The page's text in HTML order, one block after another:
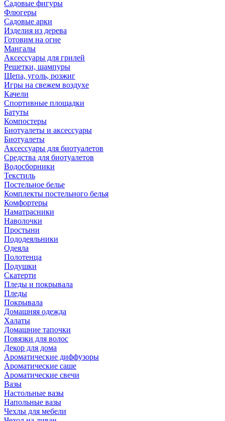
Садовые фигуры
Флюгеры
Садовые арки
Изделия из дерева
Готовим на огне
Мангалы
Аксессуары для грилей
Решетки, шампуры
Щепа, уголь, розжиг
Игры на свежем воздухе
Качели
Спортивные площадки
Батуты
Компостеры
Биотуалеты и аксессуары
Биотуалеты
Аксессуары для биотуалетов
Средства для биотуалетов
Водосборники
Текстиль
Постельное белье
Комплекты постельного белья
Комфортеры
Наматрасники
Наволочки
Простыни
Пододеяльники
Одеяла
Полотенца
Подушки
Скатерти
Пледы и покрывала
Пледы
Покрывала
Домашняя одежда
Халаты
Домашние тапочки
Повязки для волос
Декор для дома
Ароматические диффузоры
Ароматические саше
Ароматические свечи
Вазы
Настольные вазы
Напольные вазы
Чехлы для мебели